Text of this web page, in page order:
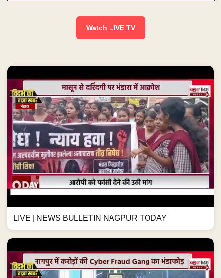
Watch LIVE TV
LIVE | NEWS BULLETIN NAGPUR TODAY